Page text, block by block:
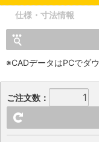
仕様・寸法情報
※CADデータはPCでダ
ご注文数：